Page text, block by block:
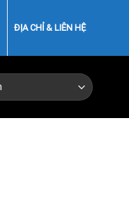
ĐỊA CHỈ & LIÊN HỆ